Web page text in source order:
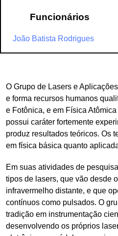
Funcionários
João Batista Rodrigues
O Grupo de Lasers e
e forma recursos humanos
e Fotônica, e em Física
possui caráter fortemente
produz resultados teóricos. Os
em física básica quanto
Em suas atividades de
tipos de lasers, que vão desde
infravermelho distante, e que
contínuos como pulsados. O
tradição em instrumentação
desenvolvendo os próprios